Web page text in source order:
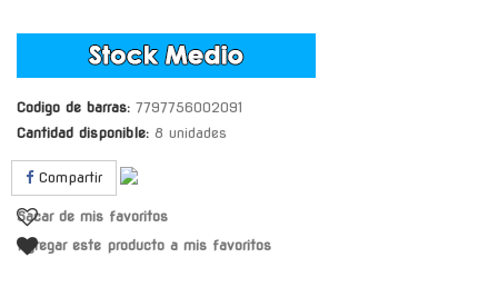
Codigo de barras: 7797756002091
Cantidad disponible: 8 unidades
Compartir
Sacar de mis favoritos
Agregar este producto a mis favoritos